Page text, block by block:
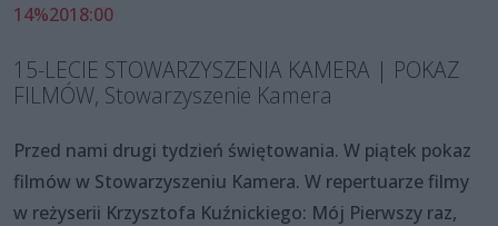
14%2018:00
15-LECIE STOWARZYSZENIA KAMERA | POKAZ
FILMÓW, Stowarzyszenie Kamera
Przed nami drugi tydzień świętowania. W piątek pokaz
filmów w Stowarzyszeniu Kamera. W repertuarze filmy
w reżyserii Krzysztofa Kuźnickiego: Mój Pierwszy raz,